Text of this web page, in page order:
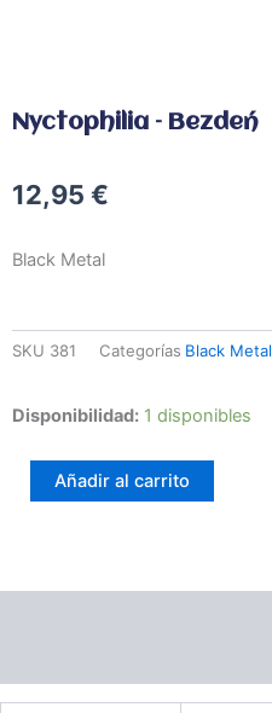
Nyctophilia – Bezdeń
12,95 €
Black Metal
SKU 381 Categorías Black Metal
Disponibilidad: 1 disponibles
Nyctophilia
Bezdeń
cantidadAñadir al carrito